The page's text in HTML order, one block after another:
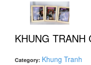
KHUNG TRANH
Category: Khung Tranh